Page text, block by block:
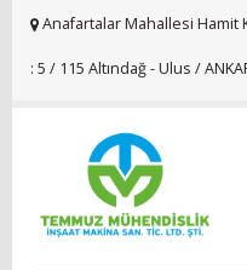
Anafartalar Mahallesi Hamit
: 5 / 115 Altındağ - Ulus /